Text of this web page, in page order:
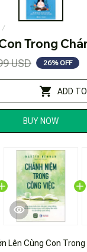
Trong
USD 26% OFF
ADD
BUY NOW
Lên Cùng Con Trong